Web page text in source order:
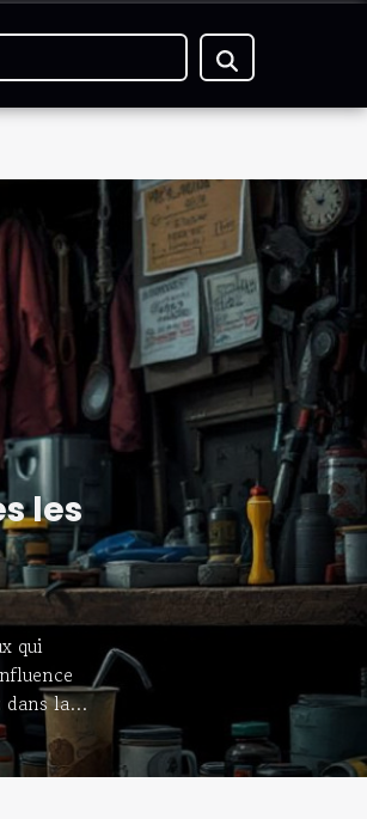
les
qui
dans la
les